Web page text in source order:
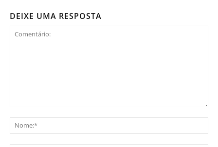
DEIXE UMA RESPOSTA